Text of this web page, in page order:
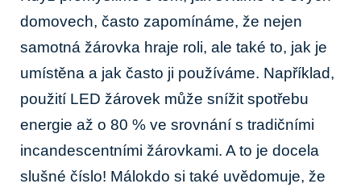
domovech, často zapomínáme, že nejen
samotná žárovka hraje roli, ale také to, jak je
umístěna a jak často ji používáme. Například,
použití LED žárovek může snížit spotřebu
energie až o 80 % ve srovnání s tradičními
incandescentními žárovkami. A to je docela
slušné číslo! Málokdo si také uvědomuje, že